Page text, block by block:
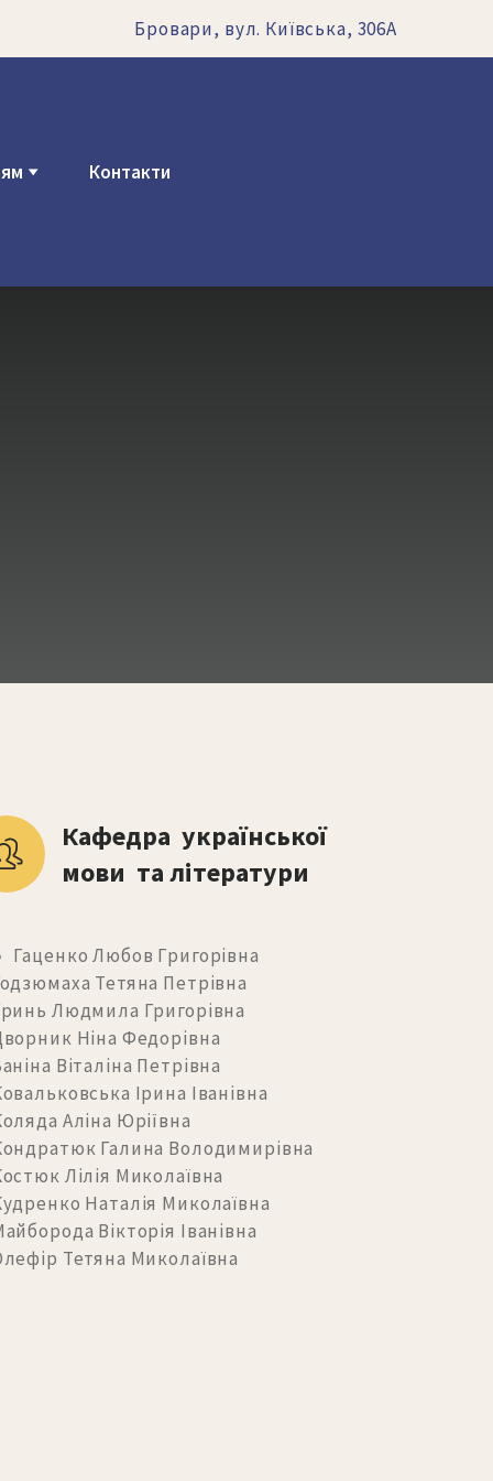
Бровари, вул. Київська, 306А
Контакти
Кафедра  української
мови  та літератури
Любов Григорівна
Тетяна Петрівна
Людмила Григорівна
Ніна Федорівна
Віталіна Петрівна
Ірина Іванівна
Аліна Юріївна
Галина Володимирівна
Лілія Миколаївна
Наталія Миколаївна
Вікторія Іванівна
Тетяна Миколаївна